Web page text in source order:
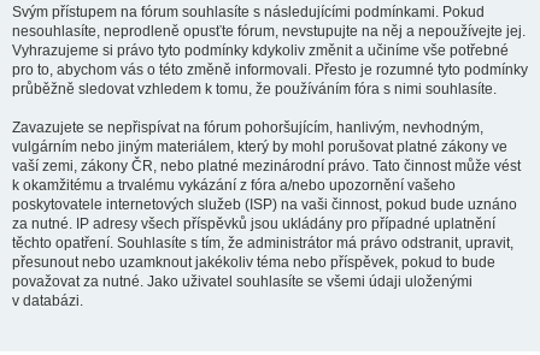
Svým přístupem na fórum souhlasíte s následujícími podmínkami. Pokud
nesouhlasíte, neprodleně opusťte fórum, nevstupujte na něj a nepoužívejte jej.
Vyhrazujeme si právo tyto podmínky kdykoliv změnit a učiníme vše potřebné
pro to, abychom vás o této změně informovali. Přesto je rozumné tyto podmínky
průběžně sledovat vzhledem k tomu, že používáním fóra s nimi souhlasíte.
Zavazujete se nepřispívat na fórum pohoršujícím, hanlivým, nevhodným,
vulgárním nebo jiným materiálem, který by mohl porušovat platné zákony ve
vaší zemi, zákony ČR, nebo platné mezinárodní právo. Tato činnost může vést
k okamžitému a trvalému vykázání z fóra a/nebo upozornění vašeho
poskytovatele internetových služeb (ISP) na vaši činnost, pokud bude uznáno
za nutné. IP adresy všech příspěvků jsou ukládány pro případné uplatnění
těchto opatření. Souhlasíte s tím, že administrátor má právo odstranit, upravit,
přesunout nebo uzamknout jakékoliv téma nebo příspěvek, pokud to bude
považovat za nutné. Jako uživatel souhlasíte se všemi údaji uloženými
v databázi.